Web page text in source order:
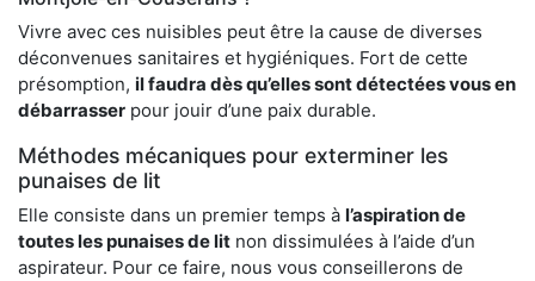
Vivre avec ces nuisibles peut être la cause de diverses
déconvenues sanitaires et hygiéniques. Fort de cette
présomption, il faudra dès qu’elles sont détectées vous en
débarrasser pour jouir d’une paix durable.
Méthodes mécaniques pour exterminer les
punaises de lit
Elle consiste dans un premier temps à l’aspiration de
toutes les punaises de lit non dissimulées à l’aide d’un
aspirateur. Pour ce faire, nous vous conseillerons de